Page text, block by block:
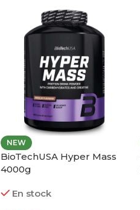
NEW
BioTechUSA Hyper Mass
4000g
En stock